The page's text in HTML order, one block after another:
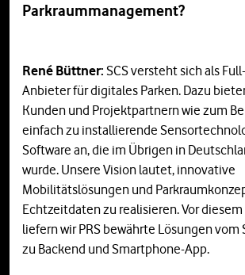
Parkraummanagement?
René Büttner: SCS versteht sich als
Anbieter für digitales Parken. Dazu
Kunden und Projektpartnern wie zum
einfach zu installierende
Software an, die im Übrigen in
wurde. Unsere Vision lautet, innovative
Mobilitätslösungen und
Echtzeitdaten zu realisieren. Vor
liefern wir PRS bewährte Lösungen vom
zu Backend und Smartphone-App.